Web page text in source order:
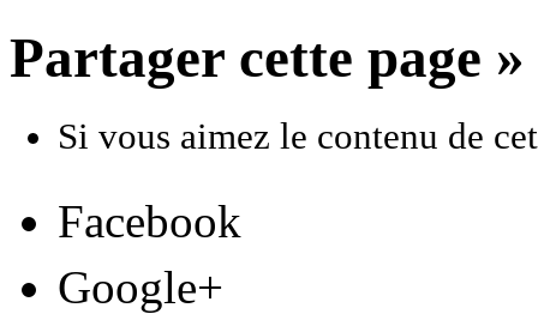
Partager cette page »
Si vous aimez le contenu de
Facebook
Google+